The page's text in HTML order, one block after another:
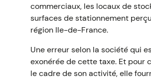
commerciaux, les locaux de
surfaces de stationnement
région Ile-de-France.
Une erreur selon la société qui
exonérée de cette taxe. Et pour
le cadre de son activité, elle